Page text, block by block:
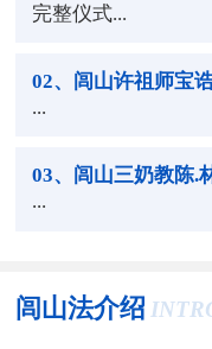
完整仪式...
02、闾山许祖师宝
...
03、闾山三奶教陈.
...
闾山法介绍